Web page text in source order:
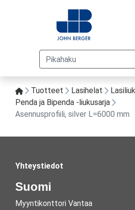
Tuotteet Lasihelat
Penda ja Bipenda -liukusarja
Asennusprofiili, silver L=6000 mm
Yhteystiedot
Suomi
Myyntikonttori Vantaa